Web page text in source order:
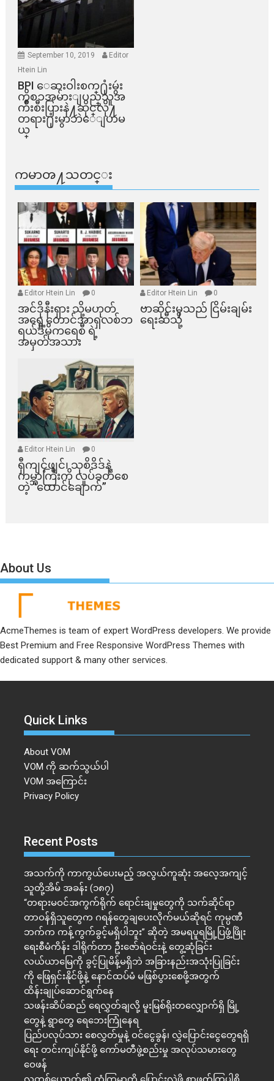
September 10, 2019
Editor
Htein Lin
BPI ​ေဆးဝါးစက္​႐ုံးမွဴး
ကိစၥအမ်ားျပည္​သူအ
က်ိဳးစီးပြားနဲ႔ဆိုင္​လို႔
တရား႐ုံးမွာဘဲေျပာမ
ယ္​
ကမာၻ႔သတင္း
Editor Htein Lin 0
အင်ဒိုနီးရှား သို့မဟုတ်
အရှေ့တောင်အာရှလစ်ဘ
ရယ်ဒီမိုကရေစီ ရဲ့
အမှတ်အသား
Editor Htein Lin 0
ဗာဆိုင်းမှသည် ငြိမ်းချမ်း
ရေးဆီသို့
Editor Htein Lin 0
ရှီကျင့်ဖျင်၊ သုစိဒိဒ်နဲ့
ကမ္ဘာကြီးကို လှုပ်ခတ်စေ
တဲ့ “ထောင်ချောက်”
About Us
AcmeThemes is team of expert WordPress developers. We provide
Best Premium and Free Responsive WordPress Themes with
dedicated support & many other services.
Quick Links
About VOM
VOM ကို ဆက်သွယ်ပါ
VOM အကြောင်း
Privacy Policy
Recent Posts
အသက်ကို ကာကွယ်ပေးမည့် အလွယ်ကူဆုံး အလေ့အကျင့်
သူတို့အိမ် အခန်း (၁၈၇)
“တရားမဝင်အကွက်ရိုက် ရောင်းချမှုတွေကို သက်ဆိုင်ရာ
တာဝန်ရှိသူတွေက ဂရန်တွေချပေးလိုက်မယ်ဆိုရင် ကုမ္ပဏီ
ဘက်က ကန့်ကွက်ခွင့်မရှိပါဘူး” ဆိုတဲ့ အမရပူရမြို့ပြဖွံ့ဖြိုး
ရေးစီမံကိန်း ဒါရိုက်တာ ဦးဇော်ရဲဝင်းနဲ့ တွေ့ဆုံခြင်း
လယ်ယာမြေကို ခွင့်ပြုမိန့်မရှိဘဲ အခြားနည်းအသုံးပြုခြင်း
ကို ဖြေရှင်းနိုင်ဖို့နဲ့ နောင်ထပ်မံ မဖြစ်ပွားစေဖို့အတွက်
ထိန်းချုပ်ဆောင်ရွက်နေ
သဖန်းဆိပ်ဆည် ရေလွှတ်ချလို့ မူးမြစ်ရိုးတလျှောက်ရှိ မြို့
တွေနဲ့ ရွာတွေ ရေဘေးကြုံနေရ
ပြည်ပလုပ်သား စေလွှတ်မှုနဲ့ ဝင်ငွေခွန်၊ လွှဲပြောင်းငွေတွေရရှိ
ရေး တင်းကျပ်နိုင်ဖို့ ကော်မတီဖွဲ့စည်းမှု အလုပ်သမားတွေ
ဝေဖန်